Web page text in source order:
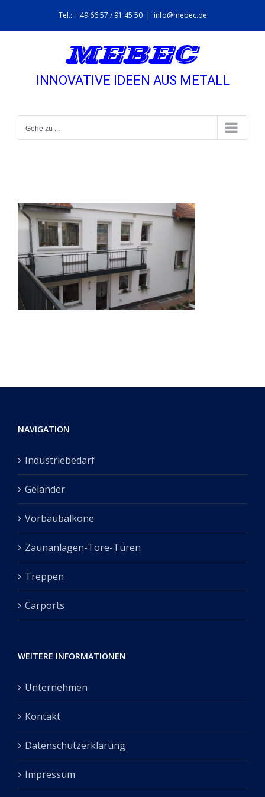
Tel.: + 49 66 57 / 91 45 50 | info@mebec.de
INNOVATIVE IDEEN AUS METALL
Gehe zu ...
NAVIGATION
Industriebedarf
Geländer
Vorbaubalkone
Zaunanlagen-Tore-Türen
Treppen
Carports
WEITERE INFORMATIONEN
Unternehmen
Kontakt
Datenschutzerklärung
Impressum